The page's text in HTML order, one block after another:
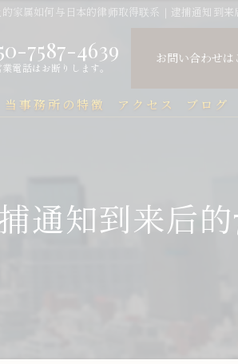
的家属如何与日本的律师取得联系｜逮捕通知到
7587-4639
業電話はお断りします。
お問い合わせは
当事務所の特徴
刑事
アクセス ブログ
通知到来后的